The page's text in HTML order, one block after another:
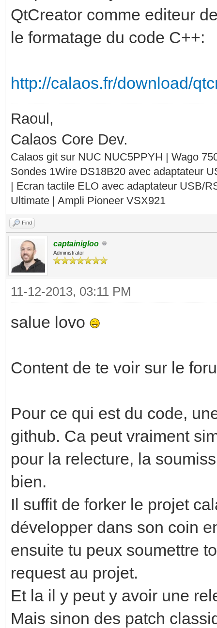
QtCreator comme editeur
le formatage du code C++:
http://calaos.fr/download/
Raoul,
Calaos Core Dev.
Calaos git sur NUC NUC5PPYH | Wago
Sondes 1Wire DS18B20 avec adaptateur
| Ecran tactile ELO avec adaptateur USB/
Ultimate | Ampli Pioneer VSX921
Find
captainigloo
Administrator
11-12-2013, 03:11 PM
salue lovo
Content de te voir sur le
Pour ce qui est du code,
github. Ca peut vraiment
pour la relecture, la
bien.
Il suffit de forker le projet
développer dans son coin
ensuite tu peux soumettre
request au projet.
Et la il y peut y avoir une
Mais sinon des patch